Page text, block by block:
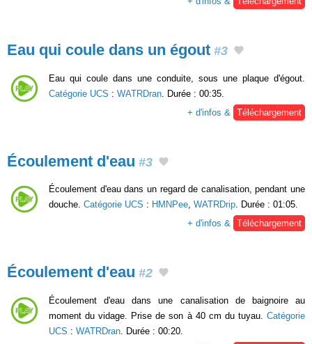
Eau qui coule dans un égout #3
Eau qui coule dans une conduite, sous une plaque d'égout.
Catégorie UCS : WATRDran . Durée : 00:35.
+ d'infos &
Téléchargement
Écoulement d'eau #3
Écoulement d'eau dans un regard de canalisation, pendant une
douche. Catégorie UCS : HMNPee, WATRDrip. Durée : 01:05.
+ d'infos & Téléchargement
Écoulement d'eau #2
Écoulement d'eau dans une canalisation de baignoire au
moment du vidage. Prise de son à 40 cm du tuyau. Catégorie
UCS : WATRDran. Durée : 00:20.